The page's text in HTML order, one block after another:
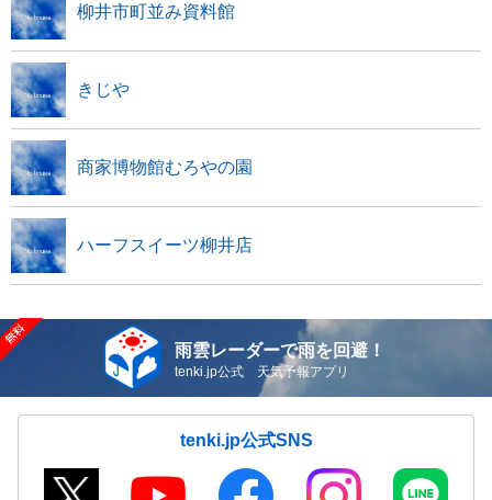
柳井市町並み資料館
きじや
商家博物館むろやの園
ハーフスイーツ柳井店
雨雲レーダーで雨を回避！
tenki.jp公式 天気予報アプリ
tenki.jp公式SNS